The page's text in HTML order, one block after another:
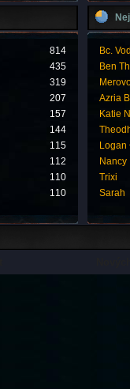
814
435
319
207
157
144
115
112
110
110
Bc.
Ben
Azria
Katie
Logan
Nancy
Trixi
Sarah